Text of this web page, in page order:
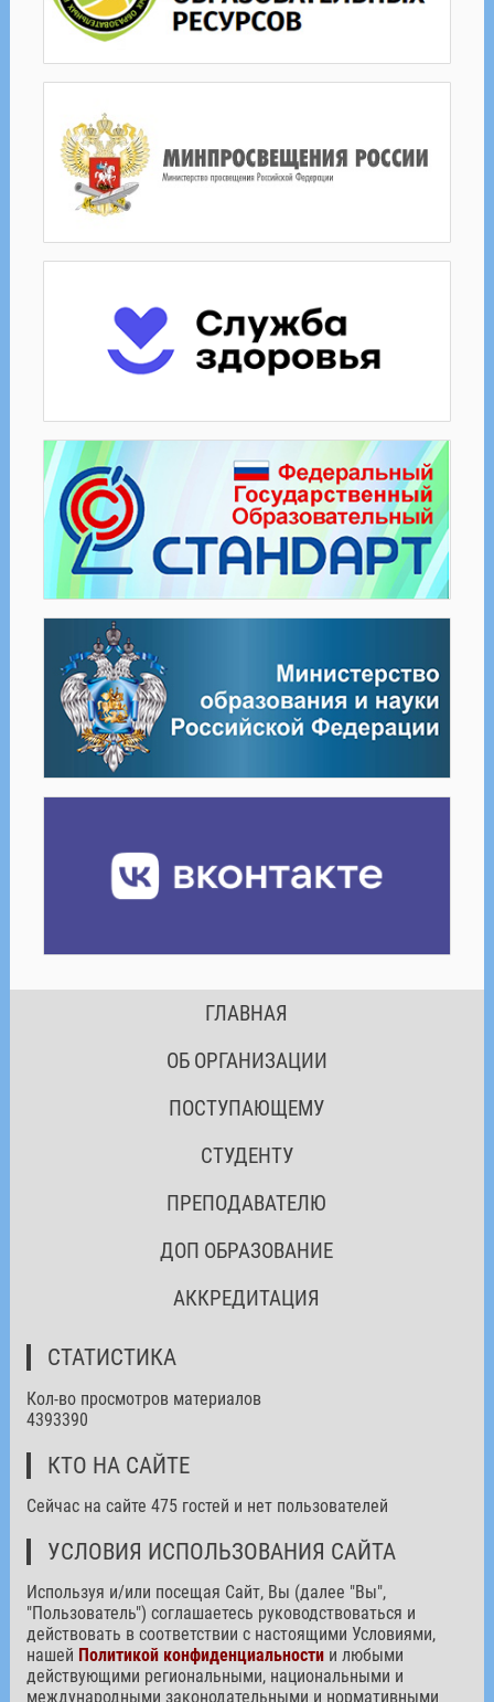
ГЛАВНАЯ
ОБ ОРГАНИЗАЦИИ
ПОСТУПАЮЩЕМУ
СТУДЕНТУ
ПРЕПОДАВАТЕЛЮ
ДОП ОБРАЗОВАНИЕ
АККРЕДИТАЦИЯ
СТАТИСТИКА
Кол-во просмотров материалов
4393390
КТО НА САЙТЕ
Сейчас на сайте 475 гостей и нет пользователей
УСЛОВИЯ ИСПОЛЬЗОВАНИЯ САЙТА
Используя и/или посещая Сайт, Вы (далее "Вы",
"Пользователь") соглашаетесь руководствоваться и
действовать в соответствии с настоящими Условиями,
нашей Политикой конфиденциальностии любыми
действующими региональными, национальными и
международными законодательными и нормативными